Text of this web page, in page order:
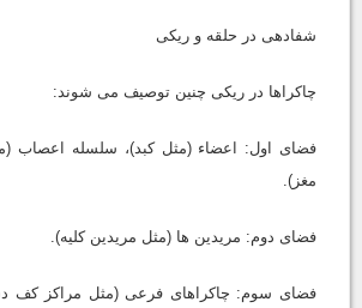
شفادهی در حلقه و ریکی
چاکراها در ریکی چنین توصیف می شوند:
فضای اول: اعضاء (مثل کبد)، سلسله
مغز).
فضای دوم: مریدین ها (مثل مریدین کلیه).
فضای سوم: چاکراهای فرعی (مثل مراکز کف